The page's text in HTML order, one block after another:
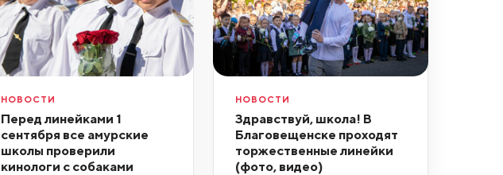
НОВОСТИ
Перед линейками 1
сентября все амурские
школы проверили
кинологи с собаками
НОВОСТИ
Здравствуй, школа! В
Благовещенске проходят
торжественные линейки
(фото, видео)